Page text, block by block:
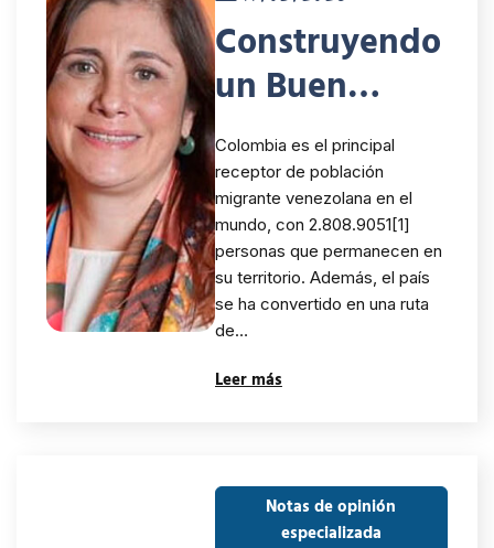
Construyendo
un Buen
Futuro:
Cooperación
Regional para
una Migración
Segura y
Digna
Colombia es el principal
receptor de población
migrante venezolana en el
mundo, con 2.808.9051[1]
personas que permanecen en
su territorio. Además, el país
se ha convertido en una ruta
de…
Leer más
Notas de opinión
especializada